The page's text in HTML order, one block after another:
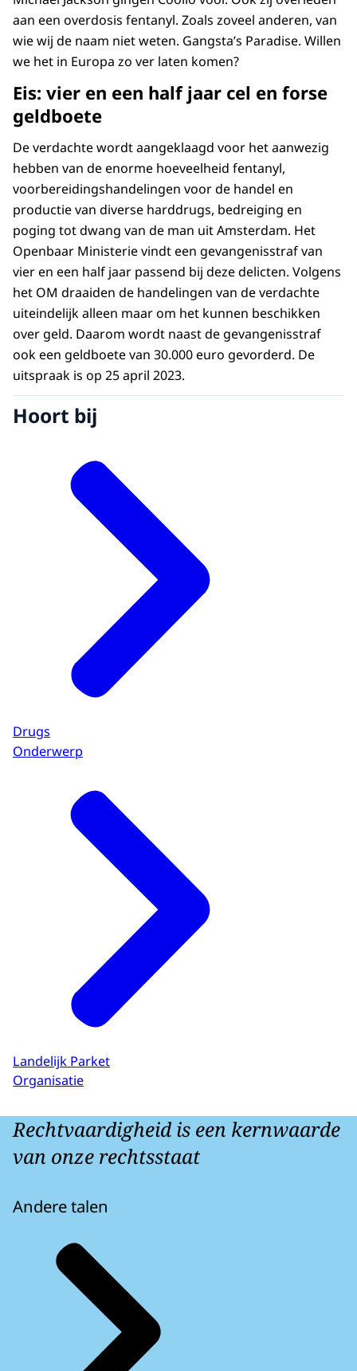
aan een overdosis fentanyl. Zoals zoveel anderen, van
wie wij de naam niet weten. Gangsta’s Paradise. Willen
we het in Europa zo ver laten komen?
Eis: vier en een half jaar cel en forse
geldboete
De verdachte wordt aangeklaagd voor het aanwezig
hebben van de enorme hoeveelheid fentanyl,
voorbereidingshandelingen voor de handel en
productie van diverse harddrugs, bedreiging en
poging tot dwang van de man uit Amsterdam. Het
Openbaar Ministerie vindt een gevangenisstraf van
vier en een half jaar passend bij deze delicten. Volgens
het OM draaiden de handelingen van de verdachte
uiteindelijk alleen maar om het kunnen beschikken
over geld. Daarom wordt naast de gevangenisstraf
ook een geldboete van 30.000 euro gevorderd. De
uitspraak is op 25 april 2023.
Hoort bij
Drugs
Onderwerp
Landelijk Parket
Organisatie
Rechtvaardigheid is een kernwaarde
van onze rechtsstaat
Andere talen